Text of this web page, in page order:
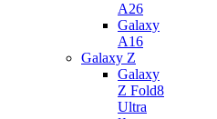
A26
Galaxy
A16
Galaxy Z
Galaxy
Z Fold8
Ultra